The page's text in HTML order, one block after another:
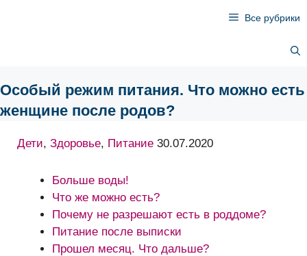
Все рубрики
Особый режим питания. Что можно есть
женщине после родов?
Дети, Здоровье, Питание 30.07.2020
Больше воды!
Что же можно есть?
Почему не разрешают есть в роддоме?
Питание после выписки
Прошел месяц. Что дальше?